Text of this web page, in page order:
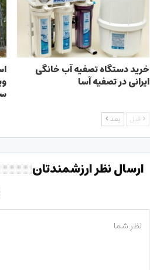
خرید دستگاه تصفیه آب خانگی
ایرانی در تصفیه آسا
قبل بعد
ارسال نظر ارزشمندتان